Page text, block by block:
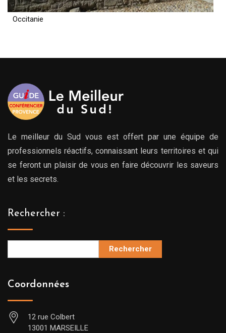
Occitanie
Le meilleur du Sud vous est offert par une équipe de
professionnels réactifs, connaissant leurs territoires et qui
se feront un plaisir de vous en faire découvrir les saveurs
et les secrets.
Rechercher :
Rechercher
Coordonnées
12 rue Colbert
13001 MARSEILLE